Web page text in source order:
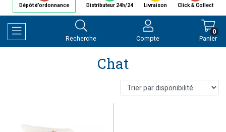
Dépôt d’ordonnance Distributeur 24h/24 Livraison Click & Collect
Afficher la navigation
Recherche Compte Panier
0
Chat